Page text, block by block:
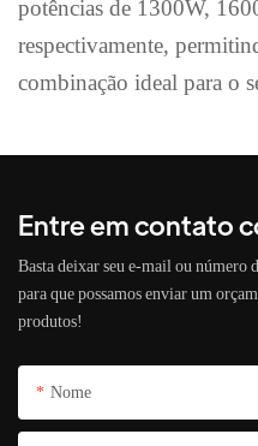
potências de 1300W,
respectivamente,
combinação ideal para o
Entre em contato
Basta deixar seu e-mail ou
para que possamos enviar um
produtos!
Nome